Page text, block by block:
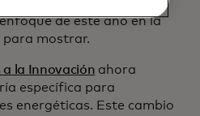
diseñada para
de este año en la
para mostrar.
a la Innovación ahora
específica para
energéticas. Este cambio